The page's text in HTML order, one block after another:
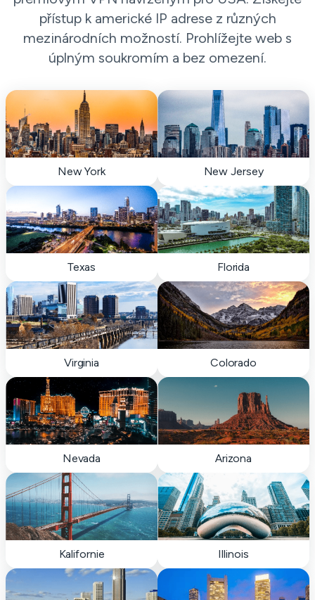
přístup k americké IP adrese z různých
mezinárodních možností. Prohlížejte web s
úplným soukromím a bez omezení.
New York New Jersey
Texas Florida
Virginia Colorado
Nevada Arizona
Kalifornie Illinois